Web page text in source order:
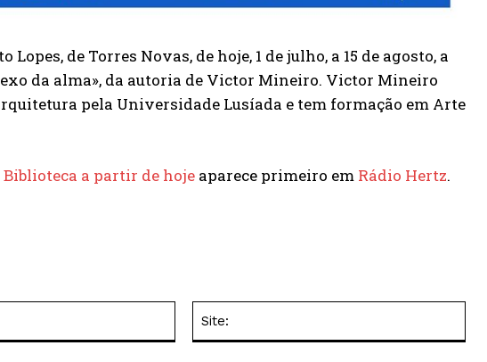
de Torres Novas, de hoje, 1 de julho, a 15 de agosto, a
da alma», da autoria de Victor Mineiro. Victor Mineiro
pela Universidade Lusíada e tem formação em Arte
Biblioteca a partir de hoje aparece primeiro em Rádio Hertz.
mail:*